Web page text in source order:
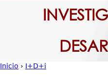
Proyectos
Inicio › I+D+i